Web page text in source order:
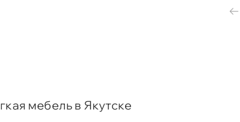
мебель в Якутске